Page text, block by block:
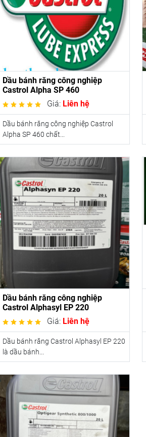
Dầu bánh răng công nghiệp
Castrol Alpha SP 460
Giá: Liên hệ
Dầu bánh răng công nghiệp Castrol
Alpha SP 460 chất...
Dầu bánh răng công nghiệp
Castrol Alphasyl EP 220
Giá: Liên hệ
Dầu bánh răng Castrol Alphasyl EP 220
là dầu bánh...